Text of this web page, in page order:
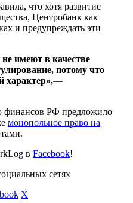
что хотя развитие
Центробанк как
и предупреждать эти
имеют в качестве
потому что
характер»,—
финансов РФ предложило
монопольное право на
в Facebook!
сетях
X